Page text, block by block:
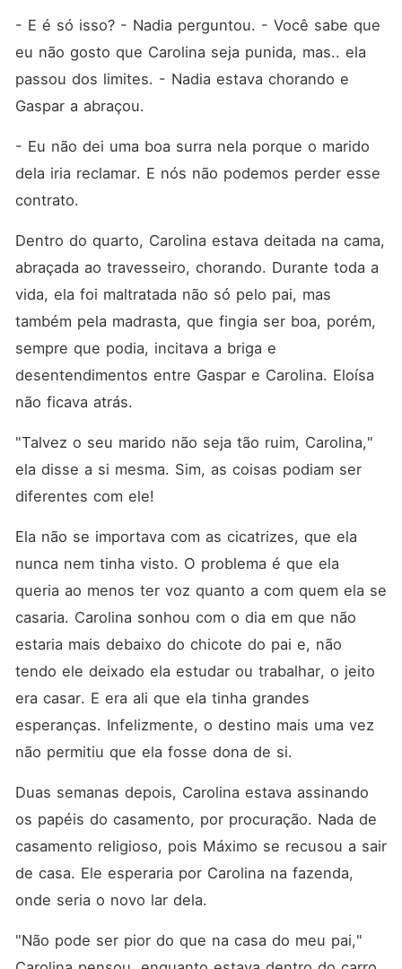
- E é só isso? - Nadia perguntou. - Você sabe que
eu não gosto que Carolina seja punida, mas.. ela
passou dos limites. - Nadia estava chorando e
Gaspar a abraçou.
- Eu não dei uma boa surra nela porque o marido
dela iria reclamar. E nós não podemos perder esse
contrato.
Dentro do quarto, Carolina estava deitada na cama,
abraçada ao travesseiro, chorando. Durante toda a
vida, ela foi maltratada não só pelo pai, mas
também pela madrasta, que fingia ser boa, porém,
sempre que podia, incitava a briga e
desentendimentos entre Gaspar e Carolina. Eloísa
não ficava atrás.
"Talvez o seu marido não seja tão ruim, Carolina,"
ela disse a si mesma. Sim, as coisas podiam ser
diferentes com ele!
Ela não se importava com as cicatrizes, que ela
nunca nem tinha visto. O problema é que ela
queria ao menos ter voz quanto a com quem ela se
casaria. Carolina sonhou com o dia em que não
estaria mais debaixo do chicote do pai e, não
tendo ele deixado ela estudar ou trabalhar, o jeito
era casar. E era ali que ela tinha grandes
esperanças. Infelizmente, o destino mais uma vez
não permitiu que ela fosse dona de si.
Duas semanas depois, Carolina estava assinando
os papéis do casamento, por procuração. Nada de
casamento religioso, pois Máximo se recusou a sair
de casa. Ele esperaria por Carolina na fazenda,
onde seria o novo lar dela.
"Não pode ser pior do que na casa do meu pai,"